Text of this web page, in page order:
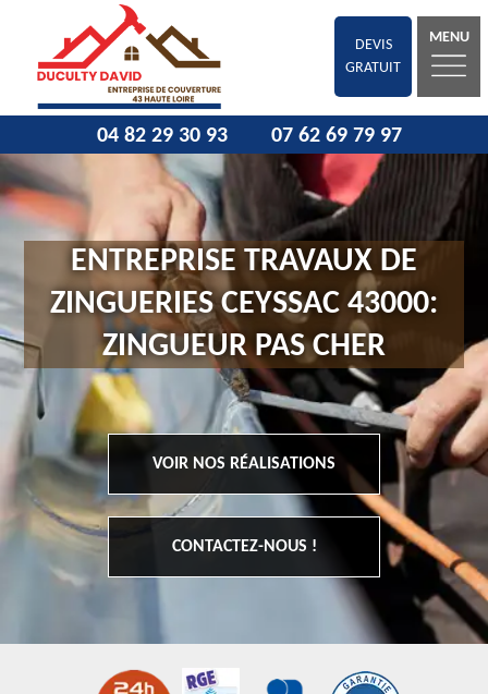
DEVIS
GRATUIT
MENU
04 82 29 30 93 07 62 69 79 97
ENTREPRISE TRAVAUX DE
ZINGUERIES CEYSSAC 43000:
ZINGUEUR PAS CHER
VOIR NOS RÉALISATIONS
CONTACTEZ-NOUS !